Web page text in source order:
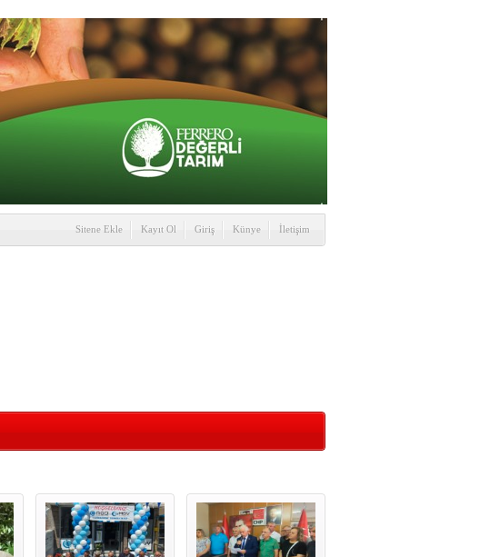
Sitene Ekle Kayıt Ol Giriş Künye İletişim